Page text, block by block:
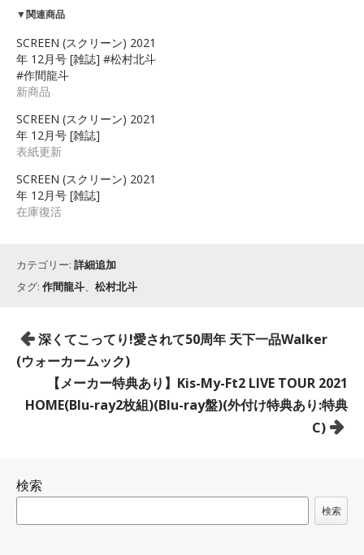
▼関連商品
SCREEN (スクリーン) 2021
年 12月号 [雑誌] #松村北斗
#作間龍斗
新商品
SCREEN (スクリーン) 2021
年 12月号 [雑誌]
表紙更新
SCREEN (スクリーン) 2021
年 12月号 [雑誌]
在庫復活
カテゴリー: 詳細追加
タグ: 作間龍斗、 松村北斗
投
稿
ビ
ョ
深くてこってり!愛されて50周年 天下一品Walker
(ウォーカームック)
【メーカー特典あり】Kis-My-Ft2 LIVE TOUR 2021
HOME(Blu-ray2枚組)(Blu-ray盤)(外付け特典あり:特典
C)
検索
検索